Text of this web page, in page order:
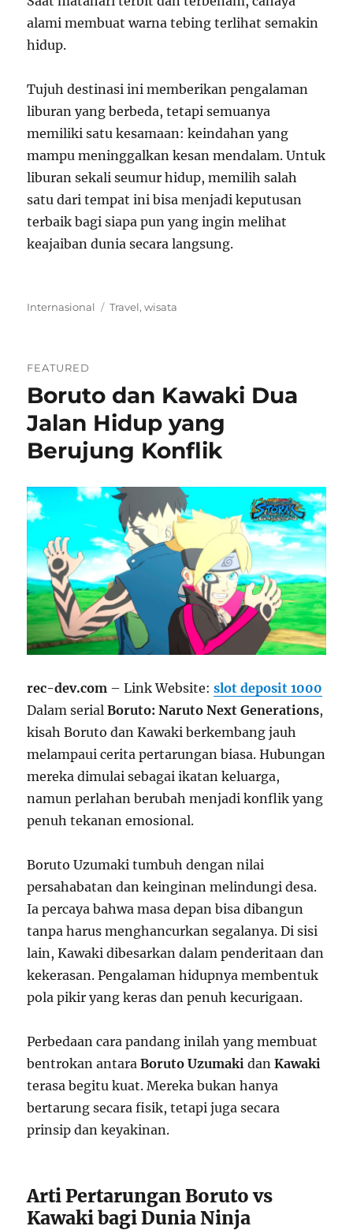
alami membuat warna tebing terlihat semakin
hidup.
Tujuh destinasi ini memberikan pengalaman
liburan yang berbeda, tetapi semuanya
memiliki satu kesamaan: keindahan yang
mampu meninggalkan kesan mendalam. Untuk
liburan sekali seumur hidup, memilih salah
satu dari tempat ini bisa menjadi keputusan
terbaik bagi siapa pun yang ingin melihat
keajaiban dunia secara langsung.
Categories
Internasional Tags
Travel,wisata
FEATURED
Boruto dan Kawaki Dua
Jalan Hidup yang
Berujung Konflik
rec-dev.com – Link Website:slot deposit 1000
Dalam serialBoruto: Naruto Next Generations,
kisah Boruto dan Kawaki berkembang jauh
melampaui cerita pertarungan biasa. Hubungan
mereka dimulai sebagai ikatan keluarga,
namun perlahan berubah menjadi konflik yang
penuh tekanan emosional.
Boruto Uzumaki tumbuh dengan nilai
persahabatan dan keinginan melindungi desa.
Ia percaya bahwa masa depan bisa dibangun
tanpa harus menghancurkan segalanya. Di sisi
lain, Kawaki dibesarkan dalam penderitaan dan
kekerasan. Pengalaman hidupnya membentuk
pola pikir yang keras dan penuh kecurigaan.
Perbedaan cara pandang inilah yang membuat
bentrokan antaraBoruto Uzumaki danKawaki
terasa begitu kuat. Mereka bukan hanya
bertarung secara fisik, tetapi juga secara
prinsip dan keyakinan.
Arti Pertarungan Boruto vs
Kawaki bagi Dunia Ninja